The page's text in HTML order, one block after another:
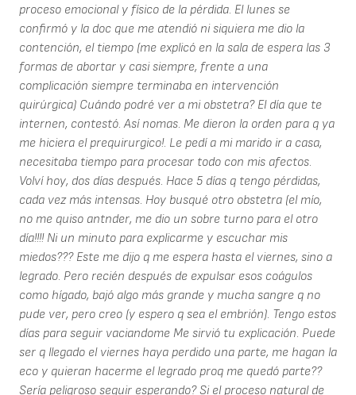
proceso emocional y físico de la pérdida. El lunes se
confirmó y la doc que me atendió ni siquiera me dio la
contención, el tiempo (me explicó en la sala de espera las 3
formas de abortar y casi siempre, frente a una
complicación siempre terminaba en intervención
quirúrgica) Cuándo podré ver a mi obstetra? El día que te
internen, contestó. Así nomas. Me dieron la orden para q ya
me hiciera el prequirurgico!. Le pedí a mi marido ir a casa,
necesitaba tiempo para procesar todo con mis afectos.
Volví hoy, dos días después. Hace 5 días q tengo pérdidas,
cada vez más intensas. Hoy busqué otro obstetra (el mío,
no me quiso antnder, me dio un sobre turno para el otro
día!!!! Ni un minuto para explicarme y escuchar mis
miedos??? Este me dijo q me espera hasta el viernes, sino a
legrado. Pero recién después de expulsar esos coágulos
como hígado, bajó algo más grande y mucha sangre q no
pude ver, pero creo (y espero q sea el embrión). Tengo estos
días para seguir vaciandome Me sirvió tu explicación. Puede
ser q llegado el viernes haya perdido una parte, me hagan la
eco y quieran hacerme el legrado proq me quedó parte??
Sería peligroso seguir esperando? Si el proceso natural de